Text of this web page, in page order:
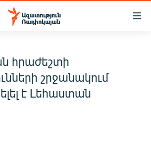
հրաժեշտի
շրջանակում
է Լեհաստան